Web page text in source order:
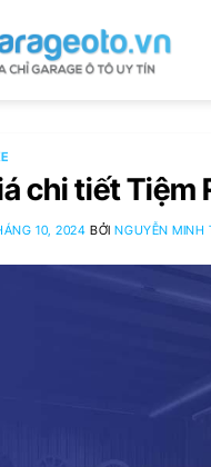
chi tiết Tiệm
10, 2024 BỞINGUYỄN MINH